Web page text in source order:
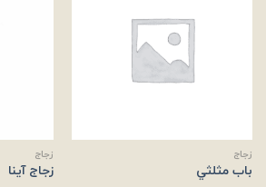
زجاج
باب مثلثي
زجاج
زجاج آینا